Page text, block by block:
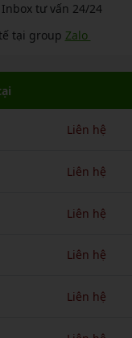
tư vấn 24/24
tại group Zalo
Liên hệ
Liên hệ
Liên hệ
Liên hệ
Liên hệ